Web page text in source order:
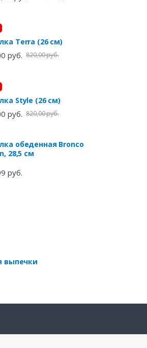
Terra (26 см)
руб. 820,00 руб.
Style (26 см)
руб. 820,00 руб.
обеденная Bronco
28,5 см
руб.
выпечки